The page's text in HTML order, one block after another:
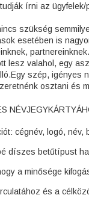
írni az
szükség
esetében is
partnereinknek.
lesz valahol, egy
szép, igényes
osztani és
cégnév, logó,
díszes betűtípust
a minősége
és a